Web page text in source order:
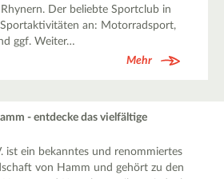
Der beliebte Sportclub in
an: Motorradsport,
ggf. Weiter…
Mehr
- entdecke das vielfältige
ist ein bekanntes und renommiertes
von Hamm und gehört zu den